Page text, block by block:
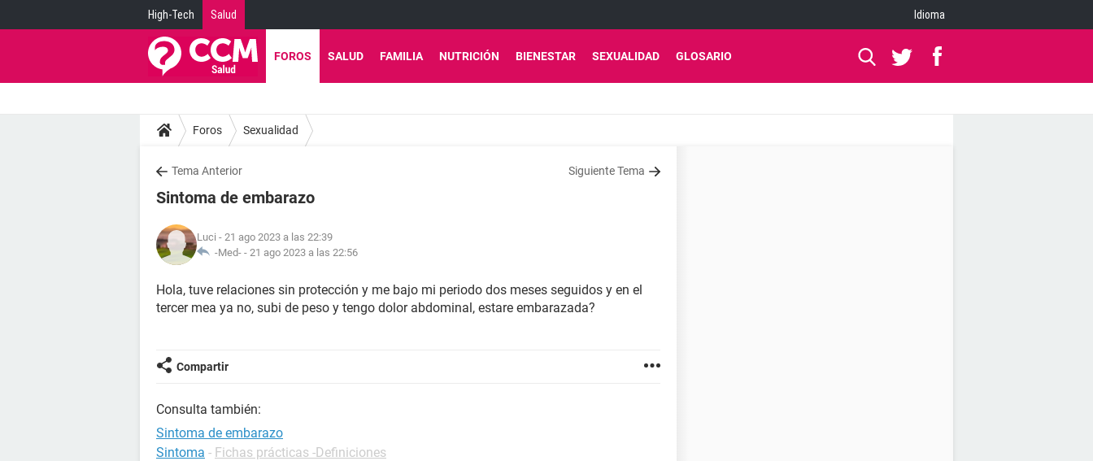
High-Tech Salud Idioma
FOROS SALUD FAMILIA NUTRICIÓN BIENESTAR SEXUALIDAD GLOSARIO
Foros Sexualidad
Tema Anterior Siguiente Tema
Sintoma de embarazo
Luci - 21 ago 2023 a las 22:39
-Med- - 21 ago 2023 a las 22:56
Hola, tuve relaciones sin protección y me bajo mi periodo dos meses seguidos y en el
tercer mea ya no, subi de peso y tengo dolor abdominal, estare embarazada?
Compartir
Consulta también:
Sintoma de embarazo
Sintoma - Fichas prácticas -Definiciones